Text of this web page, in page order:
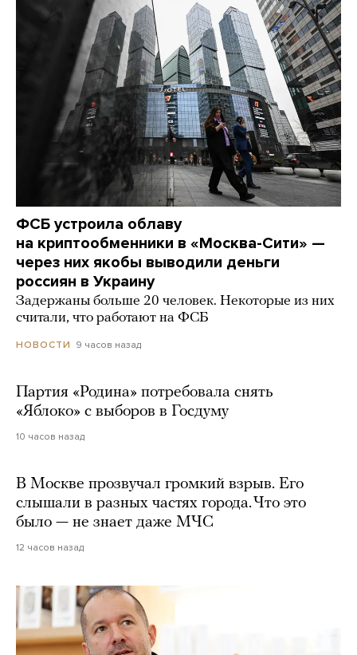
ФСБ устроила облаву
на криптообменники в «Москва-Сити» —
через них якобы выводили деньги
россиян в Украину
Задержаны больше 20 человек. Некоторые из них
считали, что работают на ФСБ
НОВОСТИ 9 часов назад
Партия «Родина» потребовала снять
«Яблоко» с выборов в Госдуму
10 часов назад
В Москве прозвучал громкий взрыв. Его
слышали в разных частях города. Что это
было — не знает даже МЧС
12 часов назад